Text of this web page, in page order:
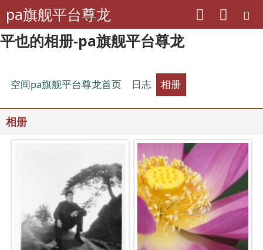
平也的相册-pa旗舰平台尊龙
pa旗舰平台尊龙
空间pa旗舰平台尊龙首页 日志 相册
相册